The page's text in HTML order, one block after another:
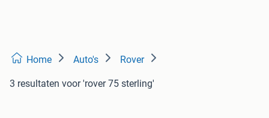
Home Auto's Rover
3 resultaten voor 'rover 75 sterling'